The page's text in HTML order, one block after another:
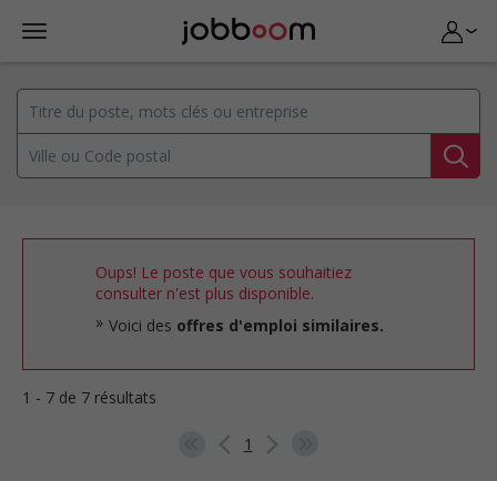
Oups! Le poste que vous souhaitiez
consulter n'est plus disponible.
Voici des offres d'emploi similaires.
1 - 7 de 7 résultats
1